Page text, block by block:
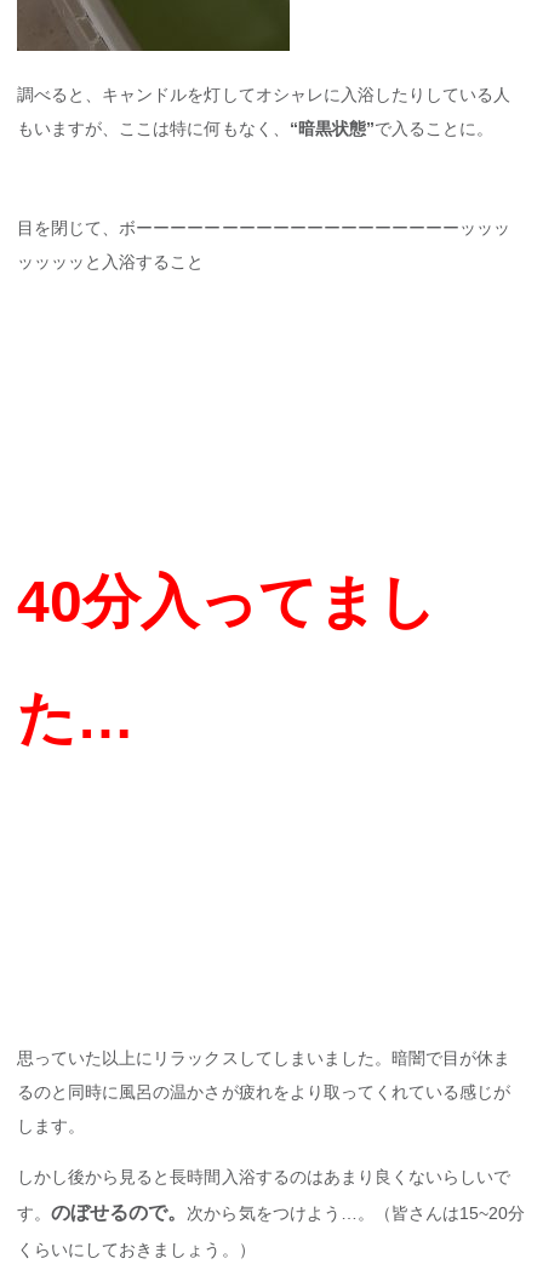
調べると、キャンドルを灯してオシャレに入浴したりしている人
もいますが、ここは特に何もなく、 “暗黒状態”で入ることに。
目を閉じて、ボーーーーーーーーーーーーーーーーーーーッッッ
ッッッッと入浴すること
40分入ってまし
た…
思っていた以上にリラックスしてしまいました。暗闇で目が休ま
るのと同時に風呂の温かさが疲れをより取ってくれている感じが
します。
しかし後から見ると長時間入浴するのはあまり良くないらしいで
す。のぼせるので。 次から気をつけよう…。（皆さんは15~20分
くらいにしておきましょう。）